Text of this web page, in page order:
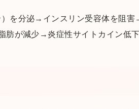
を分泌→インスリン受容体を阻
が減少→炎症性サイトカイン低